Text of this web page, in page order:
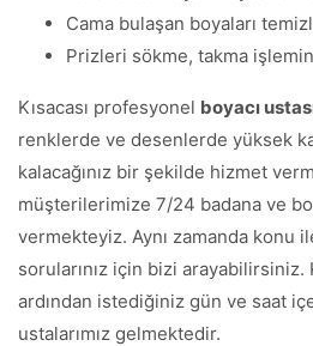
Cama bulaşan boyaları
Prizleri sökme, takma
Kısacası profesyonel boyacı
renklerde ve desenlerde yüksek
kalacağınız bir şekilde hizmet
müşterilerimize 7/24 badana ve
vermekteyiz. Aynı zamanda konu
sorularınız için bizi
ardından istediğiniz gün ve saat
ustalarımız gelmektedir.